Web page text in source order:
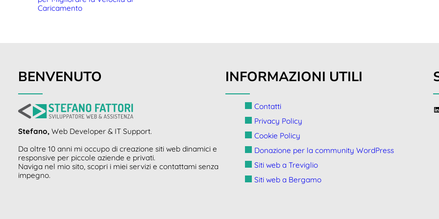
Caricamento
BENVENUTO
Stefano, Web Developer & IT Support.
Da oltre 10 anni mi occupo di creazione siti web dinamici e
responsive per piccole aziende e privati.
Naviga nel mio sito, scopri i miei servizi e contattami senza
impegno.
INFORMAZIONI UTILI
Contatti
Privacy Policy
Cookie Policy
Donazione per la community WordPress
Siti web a Treviglio
Siti web a Bergamo